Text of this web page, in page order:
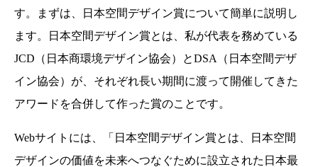
す。まずは、日本空間デザイン賞について簡単に説明し
ます。日本空間デザイン賞とは、私が代表を務めている
JCD（日本商環境デザイン協会）とDSA（日本空間デザ
イン協会）が、それぞれ長い期間に渡って開催してきた
アワードを合併して作った賞のことです。
Webサイトには、「日本空間デザイン賞とは、日本空間
デザインの価値を未来へつなぐために設立された日本最